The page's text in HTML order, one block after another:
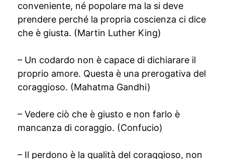
conveniente, né popolare ma la si deve
prendere perché la propria coscienza ci dice
che è giusta. (Martin Luther King)
– Un codardo non è capace di dichiarare il
proprio amore. Questa è una prerogativa del
coraggioso. (Mahatma Gandhi)
– Vedere ciò che è giusto e non farlo è
mancanza di coraggio. (Confucio)
– Il perdono è la qualità del coraggioso, non